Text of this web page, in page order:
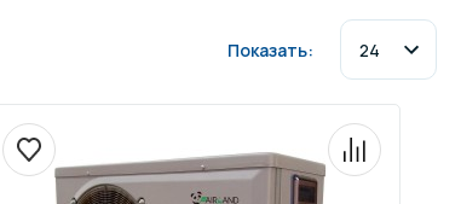
Водопады, водяные пушки и
душевые стойки
Спортивный инвентарь
Показать: